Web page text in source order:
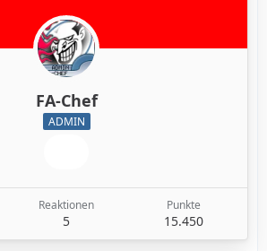
FA-Chef
ADMIN
Reaktionen
5
Punkte
15.450